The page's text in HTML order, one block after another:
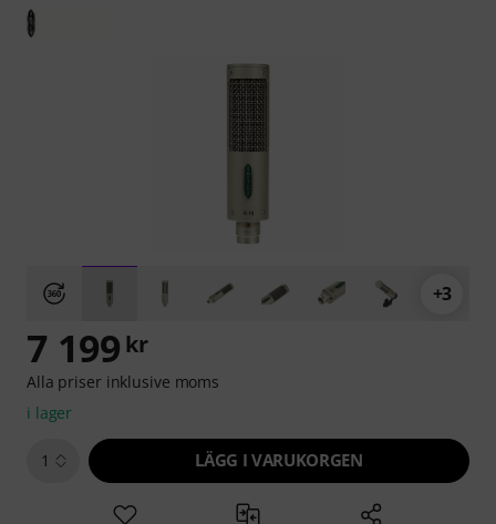
+3
7 199 kr
Alla priser inklusive moms
i lager
1 LÄGG I VARUKORGEN